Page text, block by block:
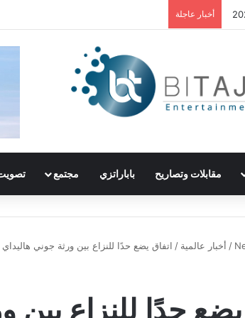
أخبار عاجلة
مقابلات وتصاريح باباراتزي مجتمع
/ أخبار عالمية / اتفاق يضع حدًا للنزاع بين ورثة جوني هاليداي
يضع حدًا للنزاع بين